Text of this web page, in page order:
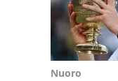
Nuoro